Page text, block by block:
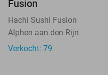
Fusion
Hachi Sushi Fusion
Alphen aan den Rijn
Verkocht: 79